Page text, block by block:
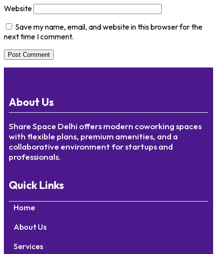
Website
Save my name, email, and website in this browser for the
next time I comment.
About Us
Share Space Delhi offers modern coworking spaces
with flexible plans, premium amenities, and a
collaborative environment for startups and
professionals.
Quick Links
Home
About Us
Services